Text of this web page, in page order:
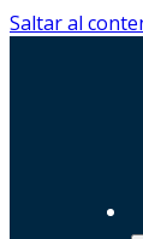
Saltar al